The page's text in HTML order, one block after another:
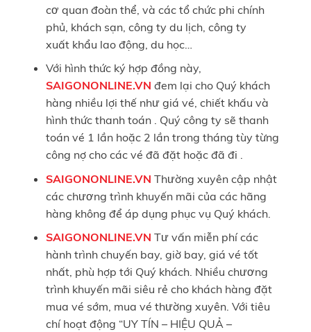
cơ quan đoàn thể, và các tổ chức phi chính
phủ, khách sạn, công ty du lịch, công ty
xuất khẩu lao động, du học…
Với hình thức ký hợp đồng này,
SAIGONONLINE.VN đem lại cho Quý khách
hàng nhiều lợi thế như giá vé, chiết khấu và
hình thức thanh toán . Quý công ty sẽ thanh
toán vé 1 lần hoặc 2 lần trong tháng tùy từng
công nợ cho các vé đã đặt hoặc đã đi .
SAIGONONLINE.VN Thường xuyên cập nhật
các chương trình khuyến mãi của các hãng
hàng không để áp dụng phục vụ Quý khách.
SAIGONONLINE.VN Tư vấn miễn phí các
hành trình chuyến bay, giờ bay, giá vé tốt
nhất, phù hợp tới Quý khách. Nhiều chương
trình khuyến mãi siêu rẻ cho khách hàng đặt
mua vé sớm, mua vé thường xuyên. Với tiêu
chí hoạt động “UY TÍN – HIỆU QUẢ –